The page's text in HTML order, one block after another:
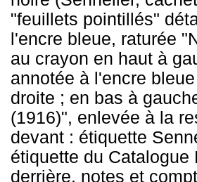
"feuillets pointillés"
l'encre bleue, raturée
au crayon en haut à
annotée à l'encre
droite ; en bas à
(1916)", enlevée à la
devant : étiquette
étiquette du
derrière, notes et